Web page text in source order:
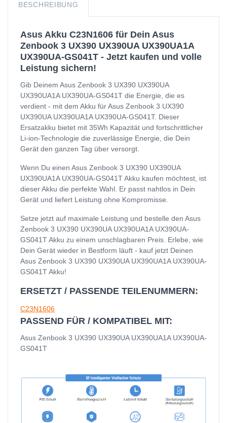
BESCHREIBUNG
Asus Akku C23N1606 für Dein Asus
Zenbook 3 UX390 UX390UA UX390UA1A
UX390UA-GS041T - Jetzt kaufen und volle
Leistung sichern!
Gib Deinem Asus Zenbook 3 UX390 UX390UA
UX390UA1A UX390UA-GS041T die Energie, die es
verdient - mit dem Akku für Asus Zenbook 3 UX390
UX390UA UX390UA1A UX390UA-GS041T. Dieser
Ersatzakku bietet mit 35Wh Kapazität und fortschrittlicher
Li-ion-Technologie die zuverlässige Energie, die Dein
Gerät den ganzen Tag über versorgt.
Wenn Du einen Asus Zenbook 3 UX390 UX390UA
UX390UA1A UX390UA-GS041T Akku kaufen möchtest, ist
dieser Akku die perfekte Wahl. Er passt nahtlos in Dein
Gerät und liefert Leistung ohne Kompromisse.
Setze jetzt auf maximale Leistung und bestelle den Asus
Zenbook 3 UX390 UX390UA UX390UA1A UX390UA-
GS041T Akku zu einem unschlagbaren Preis. Erlebe, wie
Dein Gerät wieder in Bestform läuft - kauf jetzt Deinen
Asus Zenbook 3 UX390 UX390UA UX390UA1A UX390UA-
GS041T Akku!
ERSETZT / PASSENDE TEILENUMMERN:
C23N1606
PASSEND FÜR / KOMPATIBEL MIT:
Asus Zenbook 3 UX390 UX390UA UX390UA1A UX390UA-
GS041T